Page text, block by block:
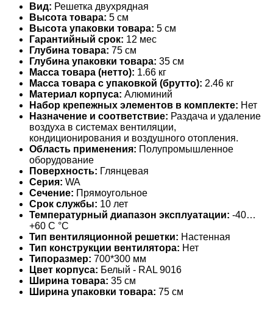
Вид: Решетка двухрядная
Высота товара: 5 см
Высота упаковки товара: 5 см
Гарантийный срок: 12 мес
Глубина товара: 75 см
Глубина упаковки товара: 35 см
Масса товара (нетто): 1.66 кг
Масса товара с упаковкой (брутто): 2.46 кг
Материал корпуса: Алюминий
Набор крепежных элементов в комплекте: Нет
Назначение и соответствие: Раздача и удаление
воздуха в системах вентиляции,
кондиционирования и воздушного отопления.
Область применения: Полупромышленное
оборудование
Поверхность: Глянцевая
Серия: WA
Сечение: Прямоугольное
Срок службы: 10 лет
Температурный диапазон эксплуатации: -40…
+60 С °С
Тип вентиляционной решетки: Настенная
Тип конструкции вентилятора: Нет
Типоразмер: 700*300 мм
Цвет корпуса: Белый - RAL 9016
Ширина товара: 35 см
Ширина упаковки товара: 75 см